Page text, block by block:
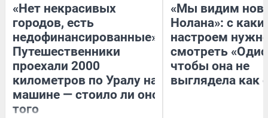
«Нет некрасивых
городов, есть
недофинансированные».
Путешественники
проехали 2000
километров по Уралу на
машине — стоило ли оно
того
«Мы видим
Нолана»: с
настроем
смотреть
чтобы она не
выглядела как